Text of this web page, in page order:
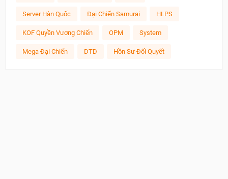
Server Hàn Quốc Đại Chiến Samurai HLPS
KOF Quyền Vương Chiến OPM System
Mega Đại Chiến DTD Hồn Sư Đối Quyết